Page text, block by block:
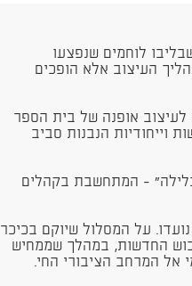
לוחמים שנפצעו
העיצוב אלא הופכים
לעיצוב אופנה של בית הספר
וייחודיות הנבנות סביב
- המתחשבת בקהלים
נועדו. על המסלול שיוקם בכיכר
החדשות, במהלך שממחיש
אל המרחב הציבורי החי.